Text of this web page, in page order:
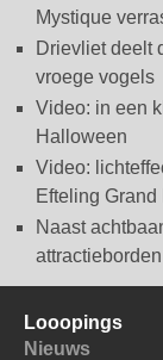
Mystique
Drievliet deelt
vroege vogels
Video: in een
Halloween
Video:
Efteling Grand
Naast
Looopings
Nieuws